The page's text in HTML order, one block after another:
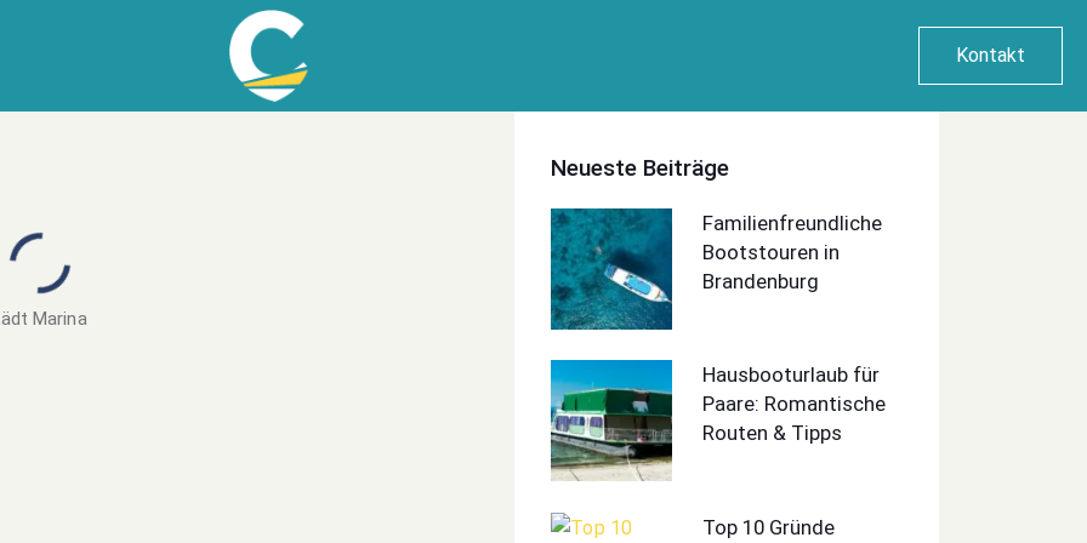
Kontakt
Marina
Neueste Beiträge
Familienfreundliche
Bootstouren in
Brandenburg
Hausbooturlaub für
Paare: Romantische
Routen & Tipps
Top 10 Gründe